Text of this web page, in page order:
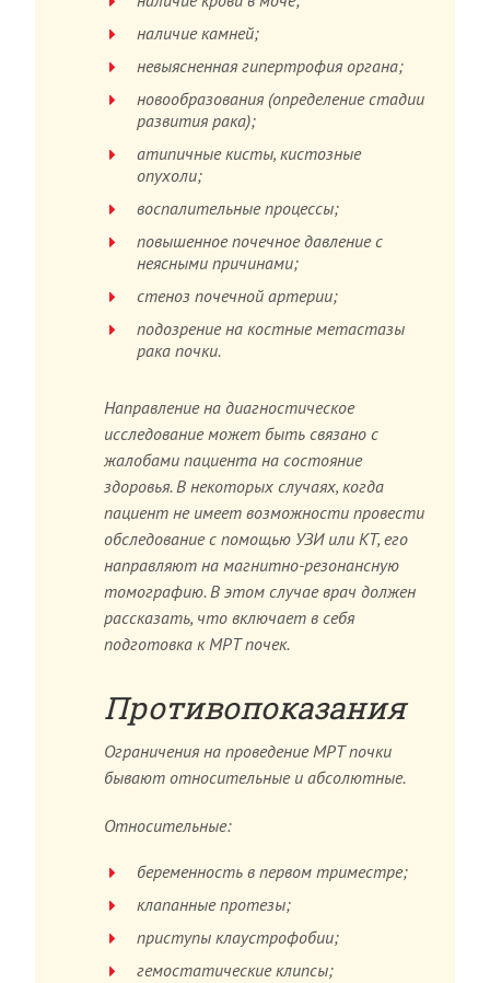
наличие камней;
невыясненная гипертрофия органа;
новообразования (определение стадии
развития рака);
атипичные кисты, кистозные
опухоли;
воспалительные процессы;
повышенное почечное давление с
неясными причинами;
стеноз почечной артерии;
подозрение на костные метастазы
рака почки.
Направление на диагностическое
исследование может быть связано с
жалобами пациента на состояние
здоровья. В некоторых случаях, когда
пациент не имеет возможности провести
обследование с помощью УЗИ или КТ, его
направляют на магнитно-резонансную
томографию. В этом случае врач должен
рассказать, что включает в себя
подготовка к МРТ почек.
Противопоказания
Ограничения на проведение МРТ почки
бывают относительные и абсолютные.
Относительные:
беременность в первом триместре;
клапанные протезы;
приступы клаустрофобии;
гемостатические клипсы;